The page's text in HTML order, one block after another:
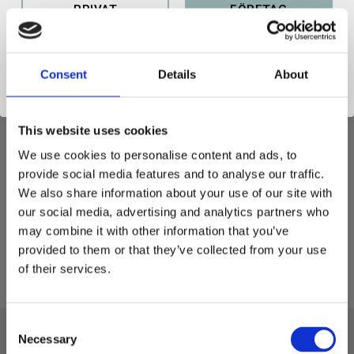
Consent Details About
This website uses cookies
We use cookies to personalise content and ads, to
provide social media features and to analyse our traffic.
We also share information about your use of our site with
our social media, advertising and analytics partners who
may combine it with other information that you’ve
provided to them or that they’ve collected from your use
of their services.
Necessary
Bredd: 1200mm Gafflar:
1800mm
11 900KR
Lägg till i favoriter
2 pkt. i lager
KÖP
PRIVAT FÖRETAG